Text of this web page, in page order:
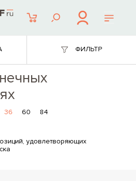
ФИЛЬТР
36 60 84
удовлетворяющих